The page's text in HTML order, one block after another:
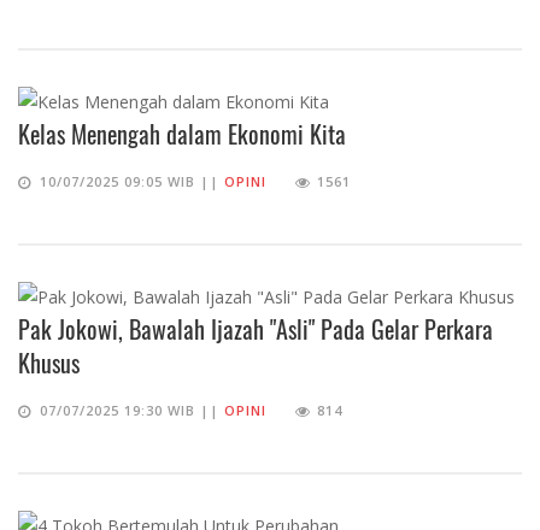
Kelas Menengah dalam Ekonomi Kita
10/07/2025 09:05 WIB || OPINI 1561
Pak Jokowi, Bawalah Ijazah "Asli" Pada Gelar Perkara
Khusus
07/07/2025 19:30 WIB || OPINI 814